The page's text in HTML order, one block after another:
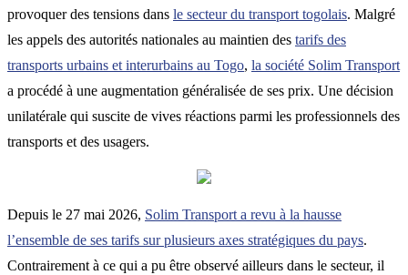
provoquer des tensions dans le secteur du transport togolais. Malgré
les appels des autorités nationales au maintien des tarifs des
transports urbains et interurbains au Togo, la société Solim Transport
a procédé à une augmentation généralisée de ses prix. Une décision
unilatérale qui suscite de vives réactions parmi les professionnels des
transports et des usagers.
Depuis le 27 mai 2026, Solim Transport a revu à la hausse
l’ensemble de ses tarifs sur plusieurs axes stratégiques du pays.
Contrairement à ce qui a pu être observé ailleurs dans le secteur, il